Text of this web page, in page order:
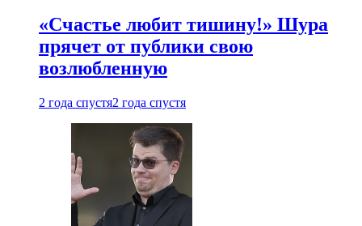
«Счастье любит тишину!» Шура
прячет от публики свою
возлюбленную
2 года спустя2 года спустя